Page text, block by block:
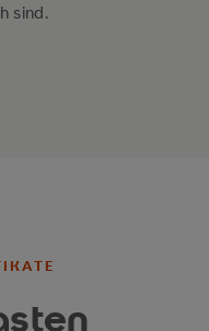
methodischer,
sind.